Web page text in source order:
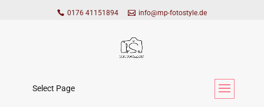
0176 41151894 info@mp-fotostyle.de
Select Page